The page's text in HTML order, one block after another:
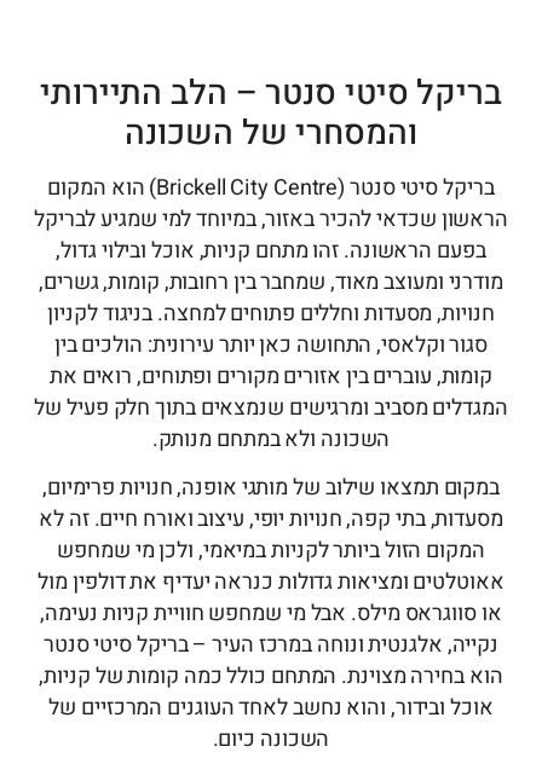
בריקל סיטי סנטר – הלב התיירותי
והמסחרי של השכונה
בריקל סיטי סנטר (Brickell City Centre) הוא המקום
הראשון שכדאי להכיר באזור, במיוחד למי שמגיע לבריקל
בפעם הראשונה. זהו מתחם קניות, אוכל ובילוי גדול,
מודרני ומעוצב מאוד, שמחבר בין רחובות, קומות, גשרים,
חנויות, מסעדות וחללים פתוחים למחצה. בניגוד לקניון
סגור וקלאסי, התחושה כאן יותר עירונית: הולכים בין
קומות, עוברים בין אזורים מקורים ופתוחים, רואים את
המגדלים מסביב ומרגישים שנמצאים בתוך חלק פעיל של
השכונה ולא במתחם מנותק.
במקום תמצאו שילוב של מותגי אופנה, חנויות פרימיום,
מסעדות, בתי קפה, חנויות יופי, עיצוב ואורח חיים. זה לא
המקום הזול ביותר לקניות במיאמי, ולכן מי שמחפש
אאוטלטים ומציאות גדולות כנראה יעדיף את דולפין מול
או סווגראס מילס. אבל מי שמחפש חוויית קניות נעימה,
נקייה, אלגנטית ונוחה במרכז העיר – בריקל סיטי סנטר
הוא בחירה מצוינת. המתחם כולל כמה קומות של קניות,
אוכל ובידור, והוא נחשב לאחד העוגנים המרכזיים של
השכונה כיום.